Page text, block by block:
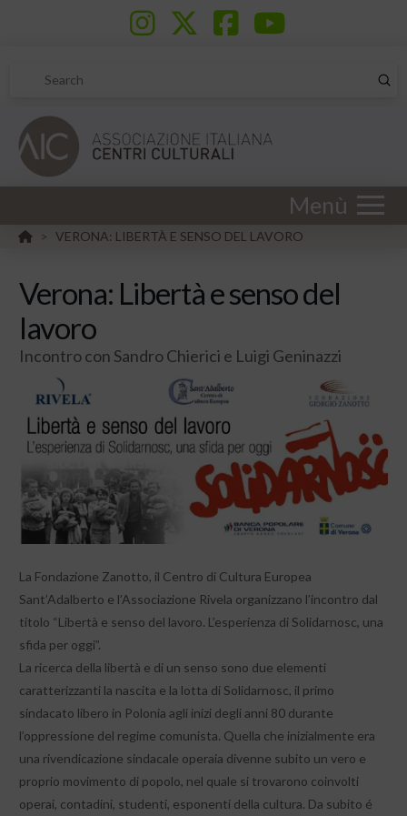
Search
Menù
HOME
> VERONA: LIBERTÀ E SENSO DEL LAVORO
Verona: Libertà e senso del
lavoro
Incontro con Sandro Chierici e Luigi Geninazzi
La Fondazione Zanotto, il Centro di Cultura Europea
Sant’Adalberto e l’Associazione Rivela organizzano l’incontro dal
titolo “Libertà e senso del lavoro. L’esperienza di Solidarnosc, una
sfida per oggi”.
La ricerca della libertà e di un senso sono due elementi
caratterizzanti la nascita e la lotta di Solidarnosc, il primo
sindacato libero in Polonia agli inizi degli anni 80 durante
l’oppressione del regime comunista. Quella che inizialmente era
una rivendicazione sindacale operaia divenne subito un vero e
proprio movimento di popolo, nel quale si trovarono coinvolti
operai, contadini, studenti, esponenti della cultura. Da subito é